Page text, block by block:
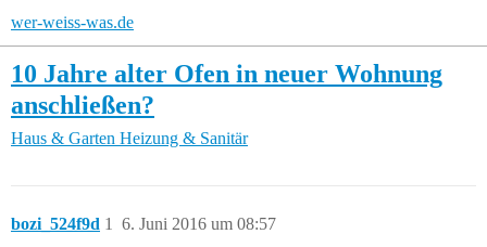
wer-weiss-was.de
10 Jahre alter Ofen in neuer Wohnung
anschließen?
Haus & Garten Heizung & Sanitär
bozi_524f9d 6. Juni 2016 um 08:57
1